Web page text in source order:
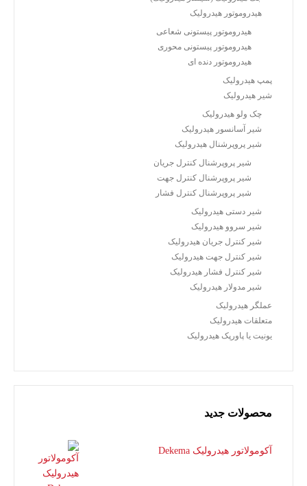
هیدروموتور هیدرولیک
هیدروموتور پیستونی شعاعی
هیدروموتور پیستونی محوری
هیدروموتور دنده ای
پمپ هیدرولیک
شیر هیدرولیک
چک ولو هیدرولیک
شیر آسانسور هیدرولیک
شیر پروپرشنال هیدرولیک
شیر پروپرشنال کنترل جریان
شیر پروپرشنال کنترل جهت
شیر پروپرشنال کنترل فشار
شیر دستی هیدرولیک
شیر سروو هیدرولیک
شیر کنترل جریان هیدرولیک
شیر کنترل جهت هیدرولیک
شیر کنترل فشار هیدرولیک
شیر مدولار هیدرولیک
عملگر هیدرولیک
متعلقات هیدرولیک
یونیت یا پاورپک هیدرولیک
محصولات جدید
آکومولاتور هیدرولیک Dekema